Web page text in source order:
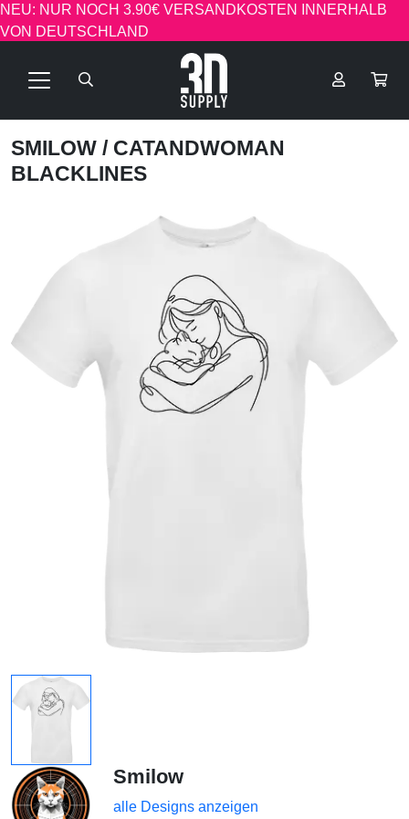
NEU: NUR NOCH 3.90€ VERSANDKOSTEN INNERHALB
VON DEUTSCHLAND
SMILOW / CATANDWOMAN
BLACKLINES
Smilow
alle Designs anzeigen